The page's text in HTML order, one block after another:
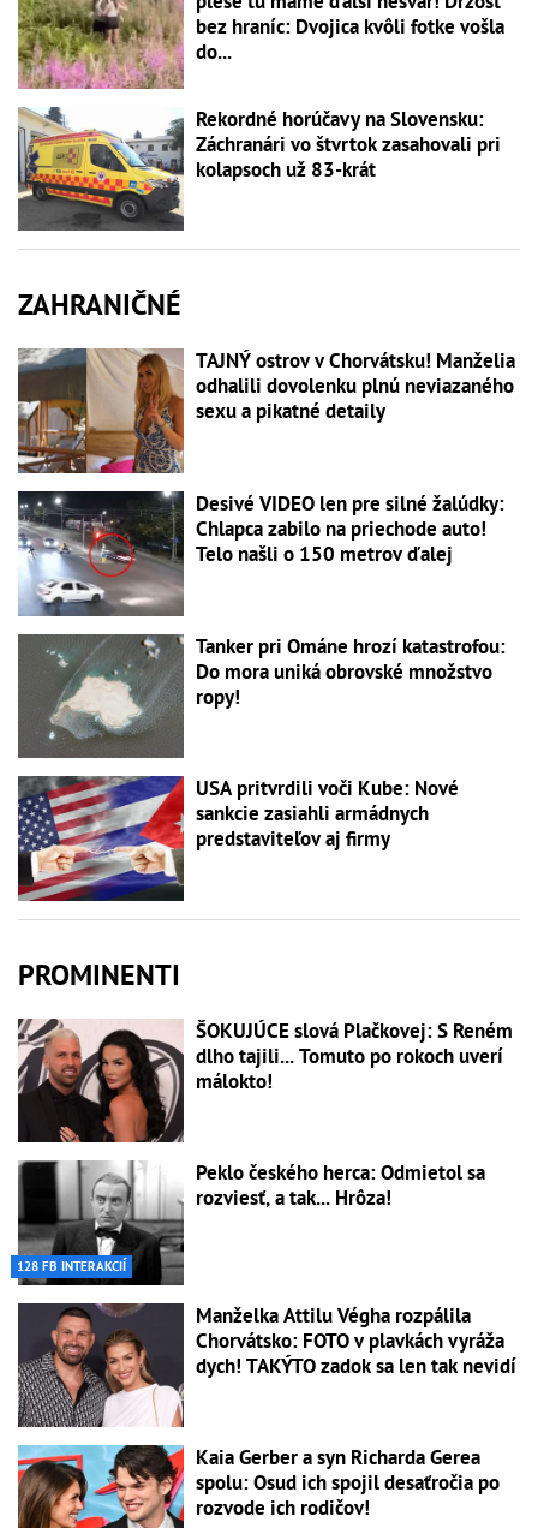
bez hraníc: Dvojica kvôli fotke vošla
do...
Rekordné horúčavy na Slovensku:
Záchranári vo štvrtok zasahovali pri
kolapsoch už 83-krát
ZAHRANIČNÉ
TAJNÝ ostrov v Chorvátsku! Manželia
odhalili dovolenku plnú neviazaného
sexu a pikatné detaily
Desivé VIDEO len pre silné žalúdky:
Chlapca zabilo na priechode auto!
Telo našli o 150 metrov ďalej
Tanker pri Ománe hrozí katastrofou:
Do mora uniká obrovské množstvo
ropy!
USA pritvrdili voči Kube: Nové
sankcie zasiahli armádnych
predstaviteľov aj firmy
PROMINENTI
ŠOKUJÚCE slová Plačkovej: S Reném
dlho tajili... Tomuto po rokoch uverí
málokto!
128 FB INTERAKCIÍ
Peklo českého herca: Odmietol sa
rozviesť, a tak... Hrôza!
Manželka Attilu Végha rozpálila
Chorvátsko: FOTO v plavkách vyráža
dych! TAKÝTO zadok sa len tak nevidí
Kaia Gerber a syn Richarda Gerea
spolu: Osud ich spojil desaťročia po
rozvode ich rodičov!